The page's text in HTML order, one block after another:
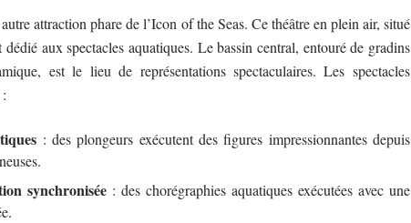
attraction phare de l’Icon of the Seas. Ce théâtre en plein air, situé
aux spectacles aquatiques. Le bassin central, entouré de gradins
est le lieu de représentations spectaculaires. Les spectacles
: des plongeurs exécutent des figures impressionnantes depuis
synchronisée : des chorégraphies aquatiques exécutées avec une